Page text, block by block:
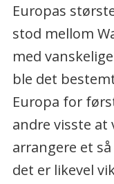
Europas
stod mellom
med
ble det
Europa for
andre visste at
arrangere et
det er likevel